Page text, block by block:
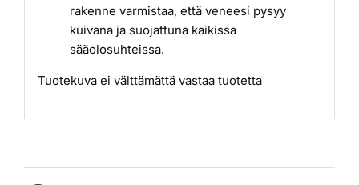
rakenne varmistaa, että veneesi pysyy
kuivana ja suojattuna kaikissa
sääolosuhteissa.
Tuotekuva ei välttämättä vastaa tuotetta